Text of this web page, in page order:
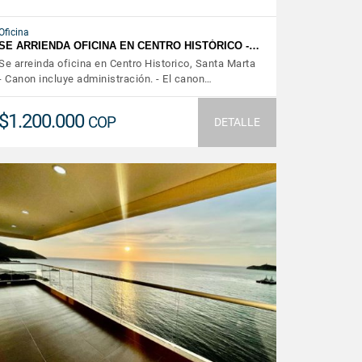
ARRIENDA OFICINA EN CENTRO HISTÓRICO -…
arreinda oficina en Centro Historico, Santa Marta
Canon incluye administración. - El canon…
COP DETALLE
VER DETALLES